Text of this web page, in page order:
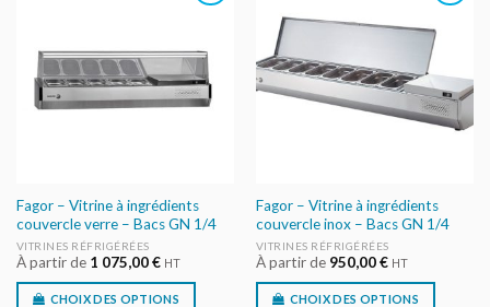
Fagor – Vitrine à ingrédients
couvercle verre – Bacs GN 1/4
VITRINES RÉFRIGÉRÉES
À partir de 1 075,00€ HT
CHOIX DES OPTIONS
AU DEVIS
Fagor – Vitrine à ingrédients
couvercle inox – Bacs GN 1/4
VITRINES RÉFRIGÉRÉES
À partir de 950,00€ HT
CHOIX DES OPTIONS